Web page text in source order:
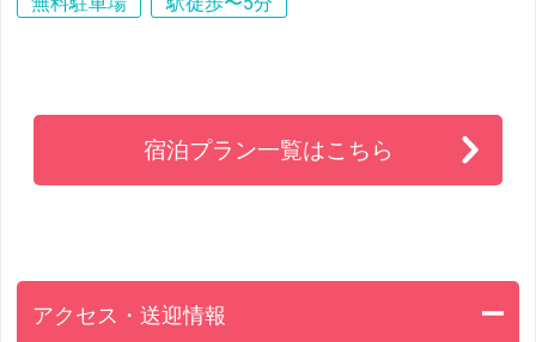
宿泊プラン一覧はこちら
アクセス・送迎情報